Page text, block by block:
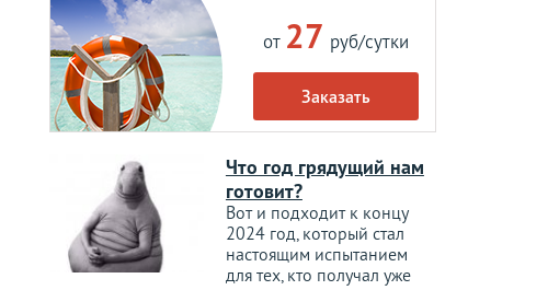
от 27 руб/сутки
Заказать
Что год грядущий нам
готовит?
Вот и подходит к концу
2024 год, который стал
настоящим испытанием
для тех, кто получал уже